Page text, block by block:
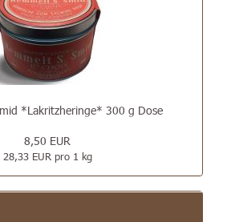
*Lakritzheringe* 300 g Dose
8,50 EUR
28,33 EUR pro 1 kg